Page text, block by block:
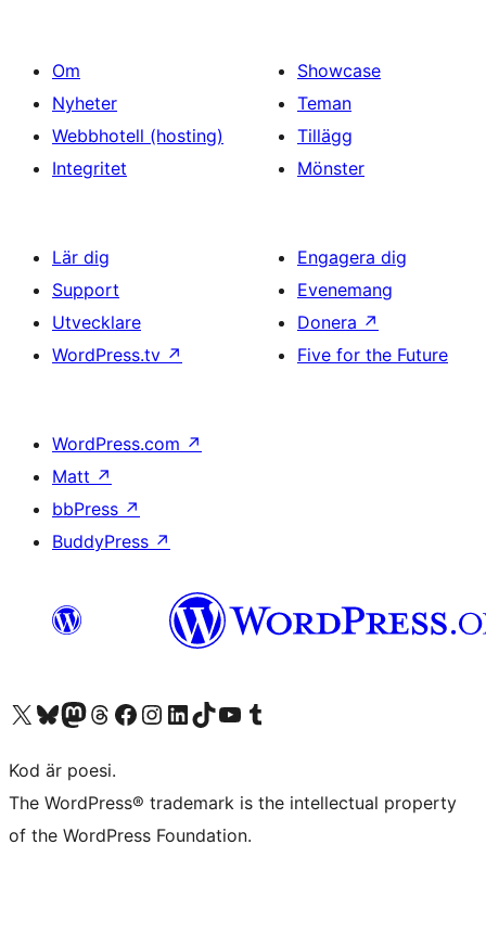
Om
Nyheter
Webbhotell (hosting)
Integritet
Showcase
Teman
Tillägg
Mönster
Lär dig
Support
Utvecklare
WordPress.tv ↗
Engagera dig
Evenemang
Donera ↗
Five for the Future
WordPress.com ↗
Matt ↗
bbPress ↗
BuddyPress ↗
Besök vår X-konto (f.d. Twitter)
Besök vårt Bluesky-konto
Besök vårt Mastodon-konto
Besök vårt Thread-konto
Besök vår Facebook-sidaBesök vårt Instagram-konto
Besök vårt LinkedIn-konto
Besök vårt TikTok-konto
Besök vår YouTube-kanalBesök vårt Tumblr-konto
Kod är poesi.
The WordPress® trademark is the intellectual property
of the WordPress Foundation.